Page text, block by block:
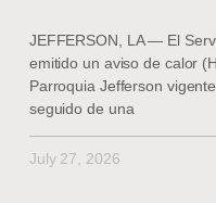
JEFFERSON, LA — El
emitido un aviso de calor
Parroquia Jefferson
seguido de una
July 27, 2026